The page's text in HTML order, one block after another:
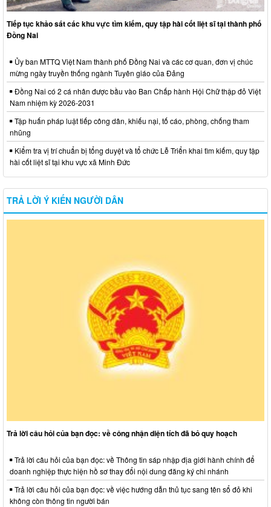
Tiếp tục khảo sát các khu vực tìm kiếm, quy tập hài cốt liệt sĩ tại thành phố
Đồng Nai
Ủy ban MTTQ Việt Nam thành phố Đồng Nai và các cơ quan, đơn vị chúc
mừng ngày truyền thống ngành Tuyên giáo của Đảng
Đồng Nai có 2 cá nhân được bầu vào Ban Chấp hành Hội Chữ thập đỏ Việt
Nam nhiệm kỳ 2026-2031
Tập huấn pháp luật tiếp công dân, khiếu nại, tố cáo, phòng, chống tham
nhũng
Kiểm tra vị trí chuẩn bị tổng duyệt và tổ chức Lễ Triển khai tìm kiếm, quy tập
hài cốt liệt sĩ tại khu vực xã Minh Đức
TRẢ LỜI Ý KIẾN NGƯỜI DÂN
Trả lời câu hỏi của bạn đọc: về công nhận diện tích đã bỏ quy hoạch
Trả lời câu hỏi của bạn đọc: về Thông tin sáp nhập địa giới hành chính để
doanh nghiệp thực hiện hồ sơ thay đổi nội dung đăng ký chi nhánh
Trả lời câu hỏi của bạn đọc: về việc hướng dẫn thủ tục sang tên sổ đỏ khi
không còn thông tin người bán